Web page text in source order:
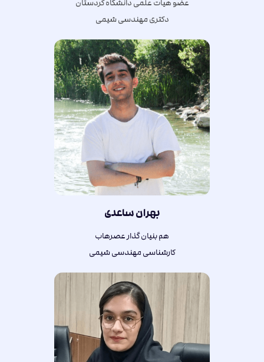
عضو هیات علمی دانشگاه کردستان
دکتری مهندسی شیمی
بهران ساعدی
هم بنیان گذار عصرهاب
کارشناسی مهندسی شیمی